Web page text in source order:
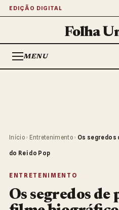
EDIÇÃO DIGITAL
Folha
MENU
Início › Entretenimento › Os segredos
do Rei do Pop
ENTRETENIMENTO
Os segredos de